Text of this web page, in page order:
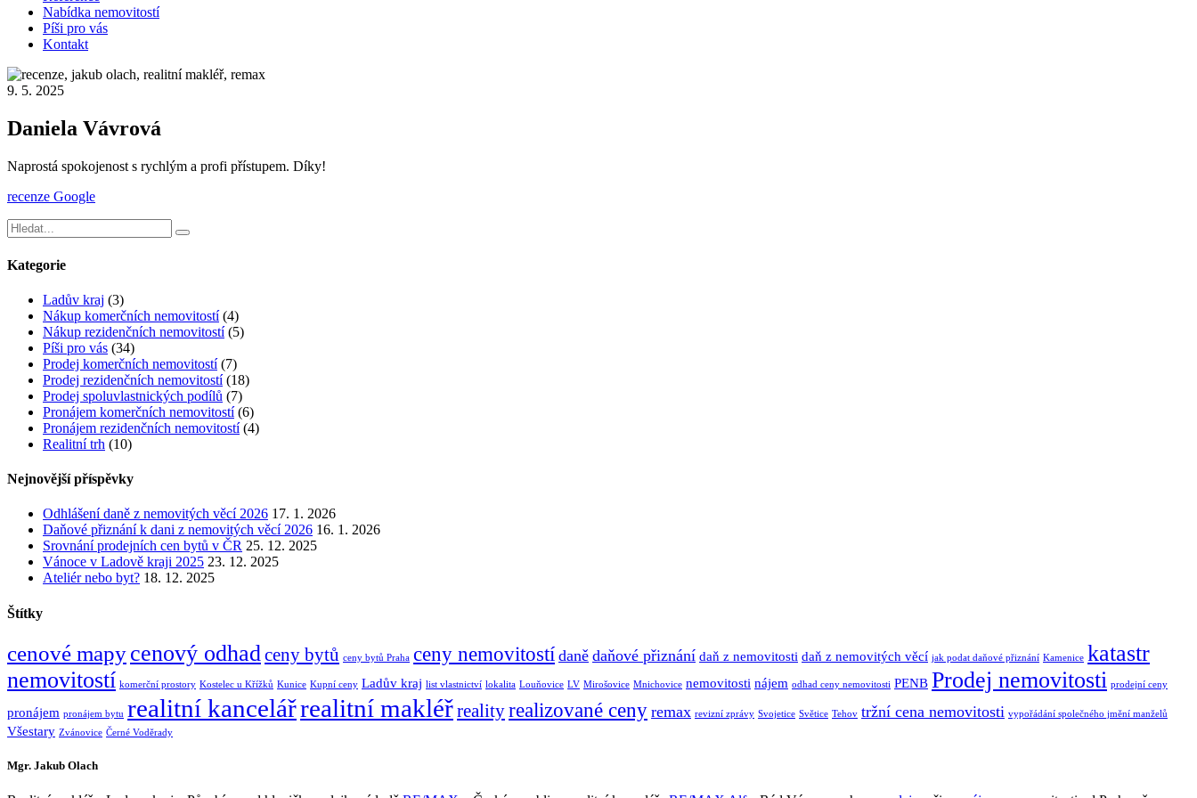
Nabídka nemovitostí
Píši pro vás
Kontakt
9. 5. 2025
Daniela Vávrová
Naprostá spokojenost s rychlým a profi přístupem. Díky!
recenze Google
Kategorie
Ladův kraj (3)
Nákup komerčních nemovitostí(4)
Nákup rezidenčních nemovitostí(5)
Píši pro vás (34)
Prodej komerčních nemovitostí(7)
Prodej rezidenčních nemovitostí(18)
Prodej spoluvlastnických podílů (7)
Pronájem komerčních nemovitostí(6)
Pronájem rezidenčních nemovitostí(4)
Realitní trh (10)
Nejnovější příspěvky
Odhlášení daně z nemovitých věcí 2026 17. 1. 2026
Daňové přiznání k dani z nemovitých věcí 2026 16. 1. 2026
Srovnání prodejních cen bytů v ČR 25. 12. 2025
Vánoce v Ladově kraji 2025 23. 12. 2025
Ateliér nebo byt? 18. 12. 2025
Štítky
cenové mapycenový odhadceny bytů ceny bytů Praha ceny nemovitostí daně daňové přiznání daň z nemovitosti daň z nemovitých věcí jak podat daňové přiznání Kamenice katastr
nemovitostí komerční prostory Kostelec u Křížků Kunice Kupní ceny Ladův kraj list vlastnictví lokalita Louňovice LV Mirošovice Mnichovice nemovitosti nájem odhad ceny nemovitosti PENB Prodej nemovitosti prodejní ceny
pronájem pronájem bytu realitní kancelářrealitní makléřrealityrealizované ceny remax revizní zprávy Svojetice Světice Tehov tržní cena nemovitosti vypořádání společného jmění manželů
Všestary Zvánovice Černé Voděrady
Mgr. Jakub Olach